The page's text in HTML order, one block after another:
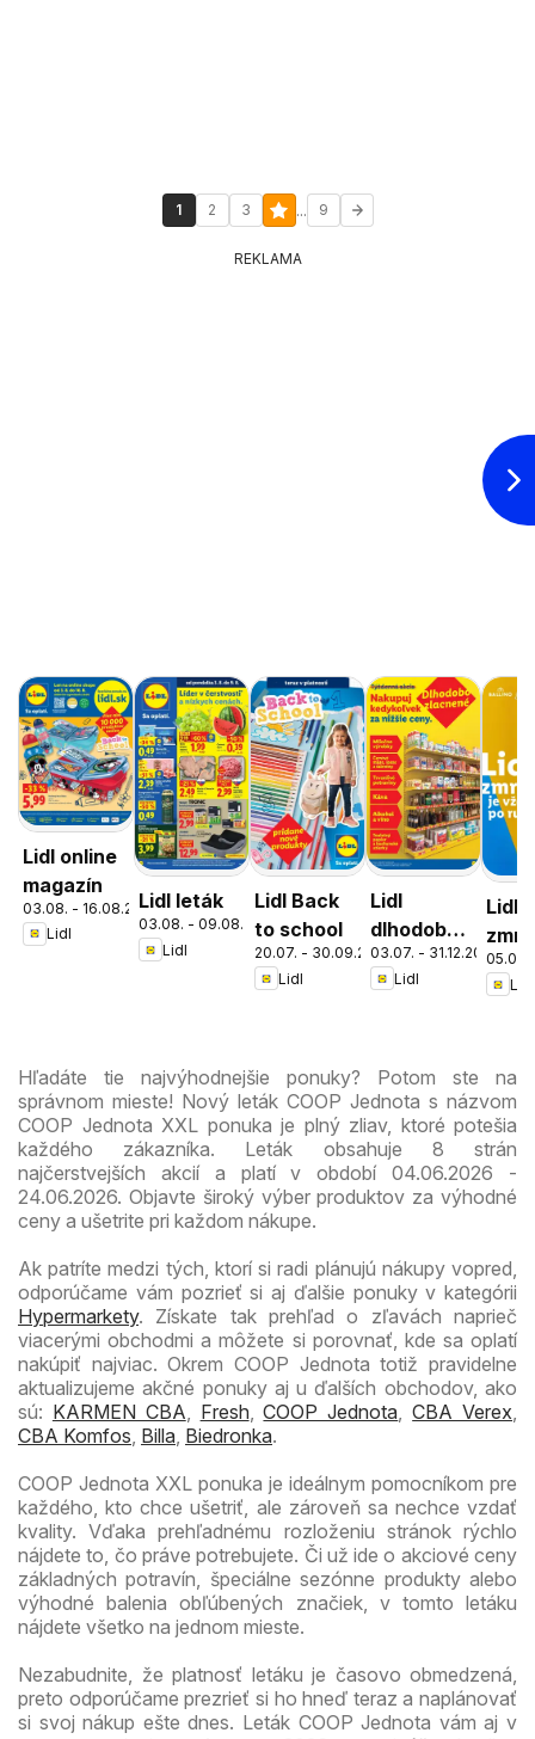
1 2 3 ... 9
REKLAMA
Lidl online
magazín
03.08. - 16.08.2026
Lidl
Lidl leták
03.08. - 09.08.2026
Lidl
Lidl Back
to school
20.07. - 30.09.2026
Lidl
Lidl
dlhodobo
zlacnené
03.07. - 31.12.2026
Lidl
Lidl
05.05.
Lidl
Hľadáte tie najvýhodnejšie ponuky? Potom ste na
správnom mieste! Nový leták COOP Jednota s názvom
COOP Jednota XXL ponuka je plný zliav, ktoré potešia
každého zákazníka. Leták obsahuje 8 strán
najčerstvejších akcií a platí v období 04.06.2026 -
24.06.2026. Objavte široký výber produktov za výhodné
ceny a ušetrite pri každom nákupe.
Ak patríte medzi tých, ktorí si radi plánujú nákupy vopred,
odporúčame vám pozrieť si aj ďalšie ponuky v kategórii
Hypermarkety. Získate tak prehľad o zľavách naprieč
viacerými obchodmi a môžete si porovnať, kde sa oplatí
nakúpiť najviac. Okrem COOP Jednota totiž pravidelne
aktualizujeme akčné ponuky aj u ďalších obchodov, ako
sú: KARMEN CBA, Fresh,COOP Jednota,CBA Verex,
CBA Komfos, Billa, Biedronka.
COOP Jednota XXL ponuka je ideálnym pomocníkom pre
každého, kto chce ušetriť, ale zároveň sa nechce vzdať
kvality. Vďaka prehľadnému rozloženiu stránok rýchlo
nájdete to, čo práve potrebujete. Či už ide o akciové ceny
základných potravín, špeciálne sezónne produkty alebo
výhodné balenia obľúbených značiek, v tomto letáku
nájdete všetko na jednom mieste.
Nezabudnite, že platnosť letáku je časovo obmedzená,
preto odporúčame prezrieť si ho hneď teraz a naplánovať
si svoj nákup ešte dnes. Leták COOP Jednota vám aj v